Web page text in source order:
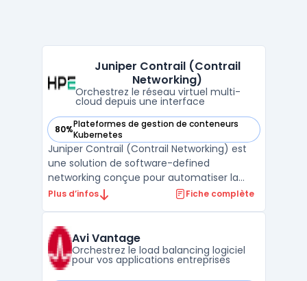
Juniper Contrail (Contrail
Networking)
Orchestrez le réseau virtuel multi-
cloud depuis une interface
80%Plateformes de gestion de conteneurs
Kubernetes
— voir Juniper Contrail (Contrail Networking) dans cette
Juniper Contrail (Contrail Networking) est
une solution de software-defined
networking conçue pour automatiser la
gestion des politiques réseau et des flux
fournisseurs de services et les entreprises
qui gèren ...
Plus d’infos Fiche complète
Avi Vantage
Orchestrez le load balancing logiciel
pour vos applications entreprises